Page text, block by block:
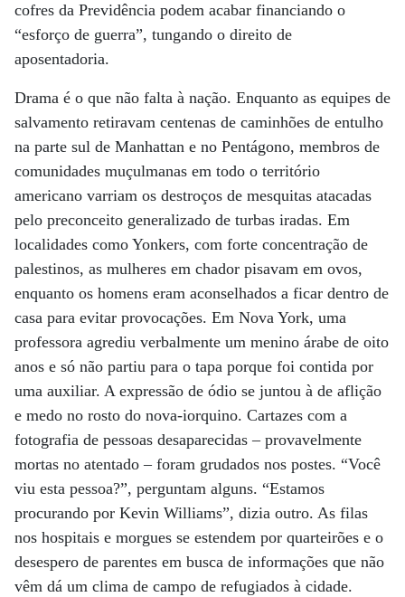
cofres da Previdência podem acabar financiando o
“esforço de guerra”, tungando o direito de
aposentadoria.
Drama é o que não falta à nação. Enquanto as equipes de
salvamento retiravam centenas de caminhões de entulho
na parte sul de Manhattan e no Pentágono, membros de
comunidades muçulmanas em todo o território
americano varriam os destroços de mesquitas atacadas
pelo preconceito generalizado de turbas iradas. Em
localidades como Yonkers, com forte concentração de
palestinos, as mulheres em chador pisavam em ovos,
enquanto os homens eram aconselhados a ficar dentro de
casa para evitar provocações. Em Nova York, uma
professora agrediu verbalmente um menino árabe de oito
anos e só não partiu para o tapa porque foi contida por
uma auxiliar. A expressão de ódio se juntou à de aflição
e medo no rosto do nova-iorquino. Cartazes com a
fotografia de pessoas desaparecidas – provavelmente
mortas no atentado – foram grudados nos postes. “Você
viu esta pessoa?”, perguntam alguns. “Estamos
procurando por Kevin Williams”, dizia outro. As filas
nos hospitais e morgues se estendem por quarteirões e o
desespero de parentes em busca de informações que não
vêm dá um clima de campo de refugiados à cidade.